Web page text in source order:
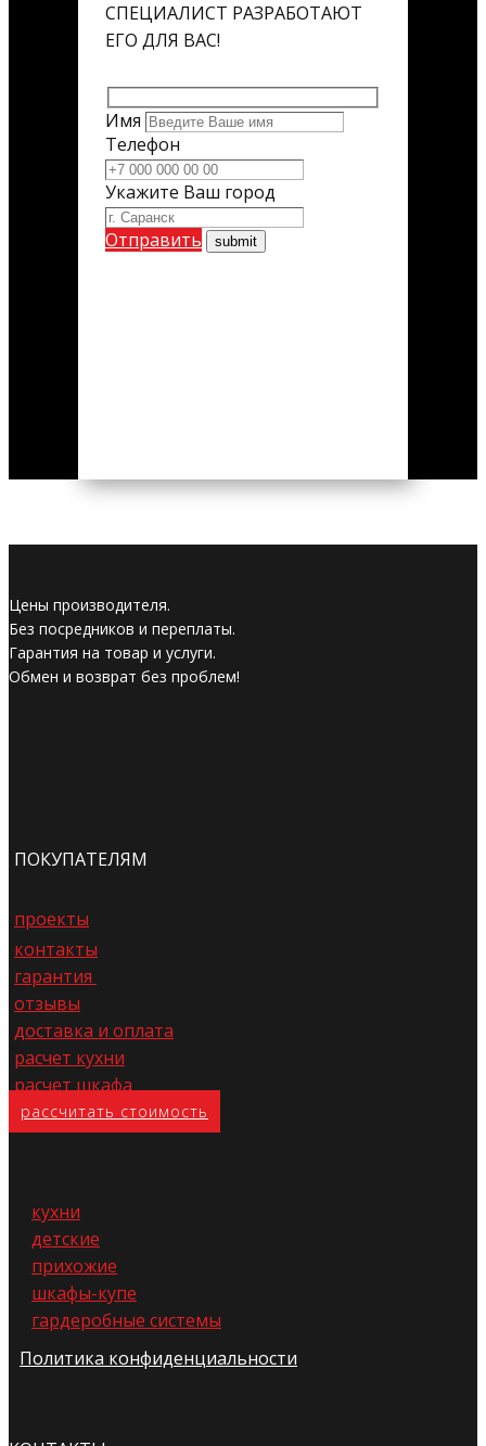
СПЕЦИАЛИСТ РАЗРАБОТАЮТ
ЕГО ДЛЯ ВАС!
Имя
Телефон
Укажите Ваш город
Отправить
Цены производителя.
Без посредников и переплаты.
Гарантия на товар и услуги.
Обмен и возврат без проблем!
ПОКУПАТЕЛЯМ
проекты
контакты
гарантия
отзывы
доставка и оплата
расчет кухни
расчет шкафа
расс​читать стоимость
кухни
детские
прихожие
шкафы-купе
гардеробные системы
Политика конфиденциальности